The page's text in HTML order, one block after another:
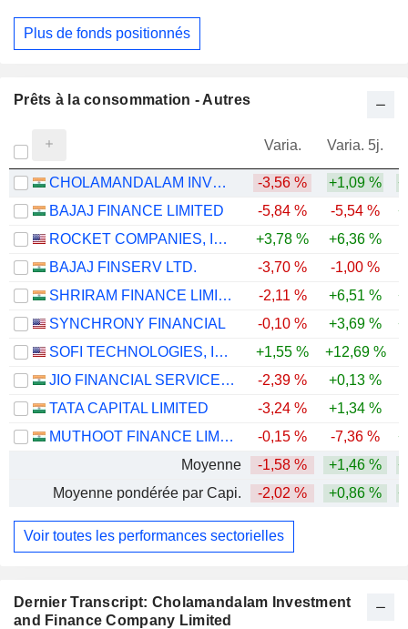
Dernier Transcript: Cholamandalam Investment
and Finance Company Limited
Plus de fonds positionnés
Prêts à la consommation - Autres
Varia. Varia. 5j.
CHOLAMANDALAM INVESTMENT AND FINANCE COMPANY LIMITED -3,56 % +1,09 %
BAJAJ FINANCE LIMITED
-5,84 % -5,54 %
ROCKET COMPANIES, INC.
+3,78 % +6,36 %
BAJAJ FINSERV LTD.
-3,70 % -1,00 %
SHRIRAM FINANCE LIMITED
-2,11 % +6,51 %
SYNCHRONY FINANCIAL
-0,10 % +3,69 %
SOFI TECHNOLOGIES, INC.
+1,55 % +12,69 %
JIO FINANCIAL SERVICES LIMITED
-2,39 % +0,13 %
TATA CAPITAL LIMITED
-3,24 %
+1,34 %
MUTHOOT FINANCE LIMITED
-0,15 % -7,36 %
Moyenne
-1,58 % +1,46 %
Moyenne pondérée par Capi.
-2,02 % +0,86 %
Voir toutes les performances sectorielles